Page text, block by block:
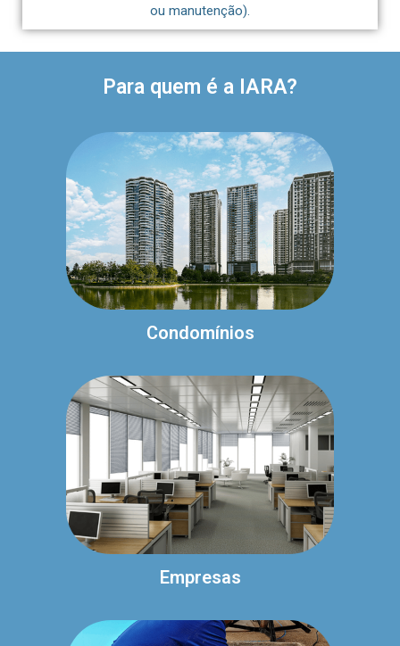
ou manutenção).
Para quem é a IARA?
Condomínios
Empresas